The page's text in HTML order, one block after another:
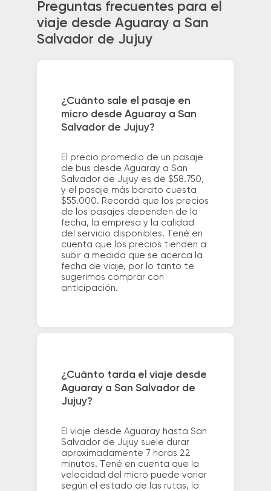
Preguntas frecuentes para el
viaje desde Aguaray a San
Salvador de Jujuy
¿Cuánto sale el pasaje en
micro desde Aguaray a San
Salvador de Jujuy?
El precio promedio de un pasaje
de bus desde Aguaray a San
Salvador de Jujuy es de $58.750,
y el pasaje más barato cuesta
$55.000. Recordá que los precios
de los pasajes dependen de la
fecha, la empresa y la calidad
del servicio disponibles. Tené en
cuenta que los precios tienden a
subir a medida que se acerca la
fecha de viaje, por lo tanto te
sugerimos comprar con
anticipación.
¿Cuánto tarda el viaje desde
Aguaray a San Salvador de
Jujuy?
El viaje desde Aguaray hasta San
Salvador de Jujuy suele durar
aproximadamente 7 horas 22
minutos. Tené en cuenta que la
velocidad del micro puede variar
según el estado de las rutas, la